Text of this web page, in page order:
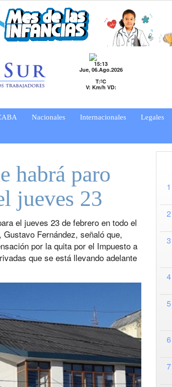
15:13
Jue, 06.Ago.2026
T:ºC
V: Km/h VD:
Nacionales Internacionales Legales
habrá paro
jueves 23
el jueves 23 de febrero en todo el
Fernández, señaló que,
por la quita por el Impuesto a
que se está llevando adelante
1
2
3
4
5
6
7